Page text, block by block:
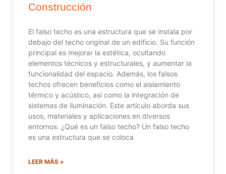
Construcción
El falso techo es una estructura que se instala por
debajo del techo original de un edificio. Su función
principal es mejorar la estética, ocultando
elementos técnicos y estructurales, y aumentar la
funcionalidad del espacio. Además, los falsos
techos ofrecen beneficios como el aislamiento
térmico y acústico, así como la integración de
sistemas de iluminación. Este artículo aborda sus
usos, materiales y aplicaciones en diversos
entornos. ¿Qué es un falso techo? Un falso techo
es una estructura que se coloca
LEER MÁS »